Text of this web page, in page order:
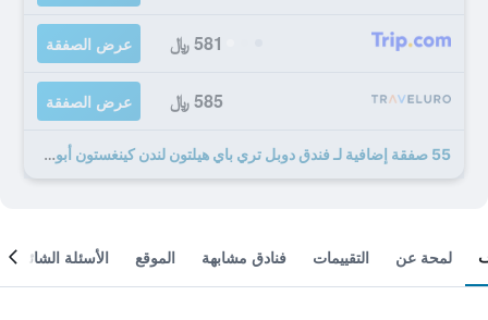
581 ﷼ عرض الصفقة
585 ﷼ عرض الصفقة
55 صفقة إضافية لـ فندق دوبل تري باي هيلتون لندن كينغستون أبون تايمز
لمحة عن التقييمات فنادق مشابهة الموقع الأسئلة الشائعة